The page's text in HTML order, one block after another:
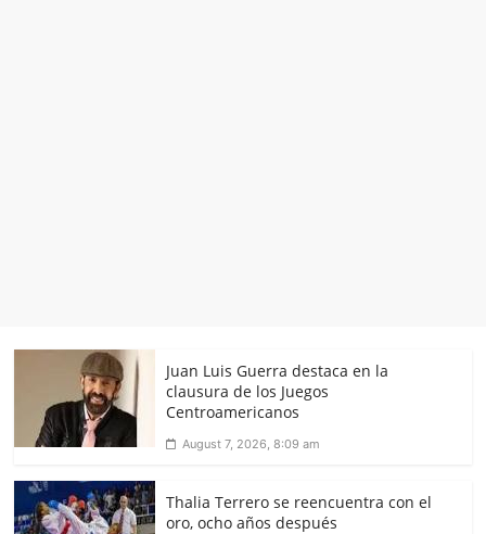
Juan Luis Guerra destaca en la
clausura de los Juegos
Centroamericanos
August 7, 2026, 8:09 am
Thalia Terrero se reencuentra con el
oro, ocho años después